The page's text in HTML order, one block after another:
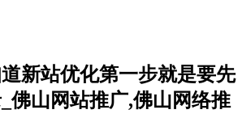
新站优化第一步就是要先
佛山网站推广,佛山网络推